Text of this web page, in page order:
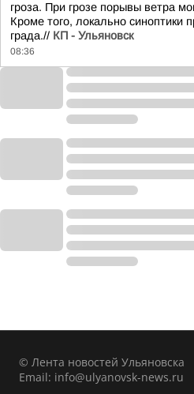
гроза. При грозе порывы ветра
Кроме того, локально синоптики
града.// КП - Ульяновск
08:36
© Лента новостей Ульяновска
Email: info@ulyanovsk-news.ru